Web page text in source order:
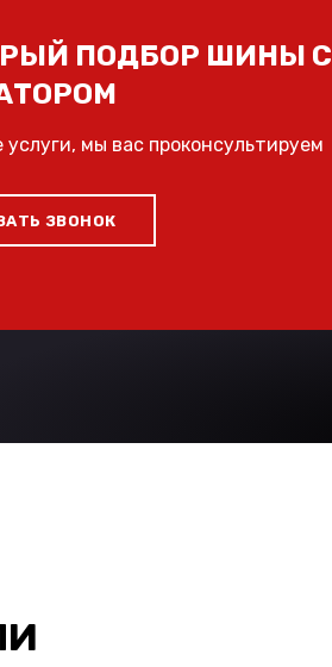
ПОДБОР ШИНЫ С
услуги, мы вас проконсультируем
ЗВОНОК